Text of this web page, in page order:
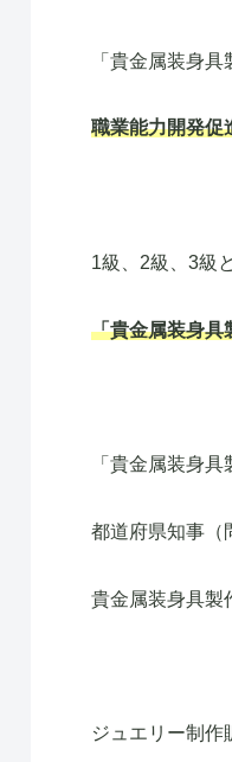
「貴金属装身
職業能力開発促
1級、2級、3級
「貴金属装身具
「貴金属装身具
都道府県知事（
貴金属装身具製
ジュエリー制作